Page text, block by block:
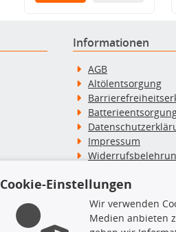
Informationen
AGB
Altölentsorgung
Impressum
Zahlung & Versand
Top Produkte
Cookie-Einstellungen
Wir verwenden
Medien anbieten